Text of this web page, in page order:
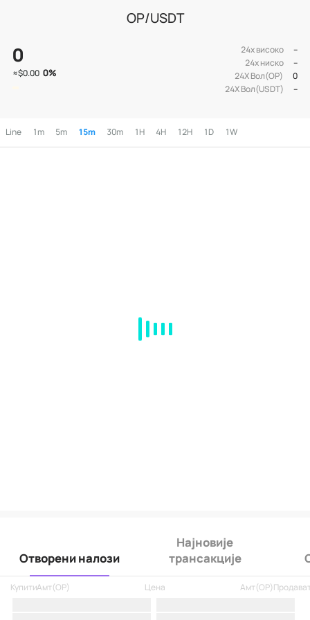
OP/USDT
0
≈$0.00 0%
24х високо
--
24х ниско
--
24Х Вол(OP)
0
24Х Вол(USDT)
--
Line 1m 5m 15m 30m 1H 4H 12H 1D 1W
Отворени налози
Најновије
трансакције
КупитиАмт (OP) Цена Амт (OP)